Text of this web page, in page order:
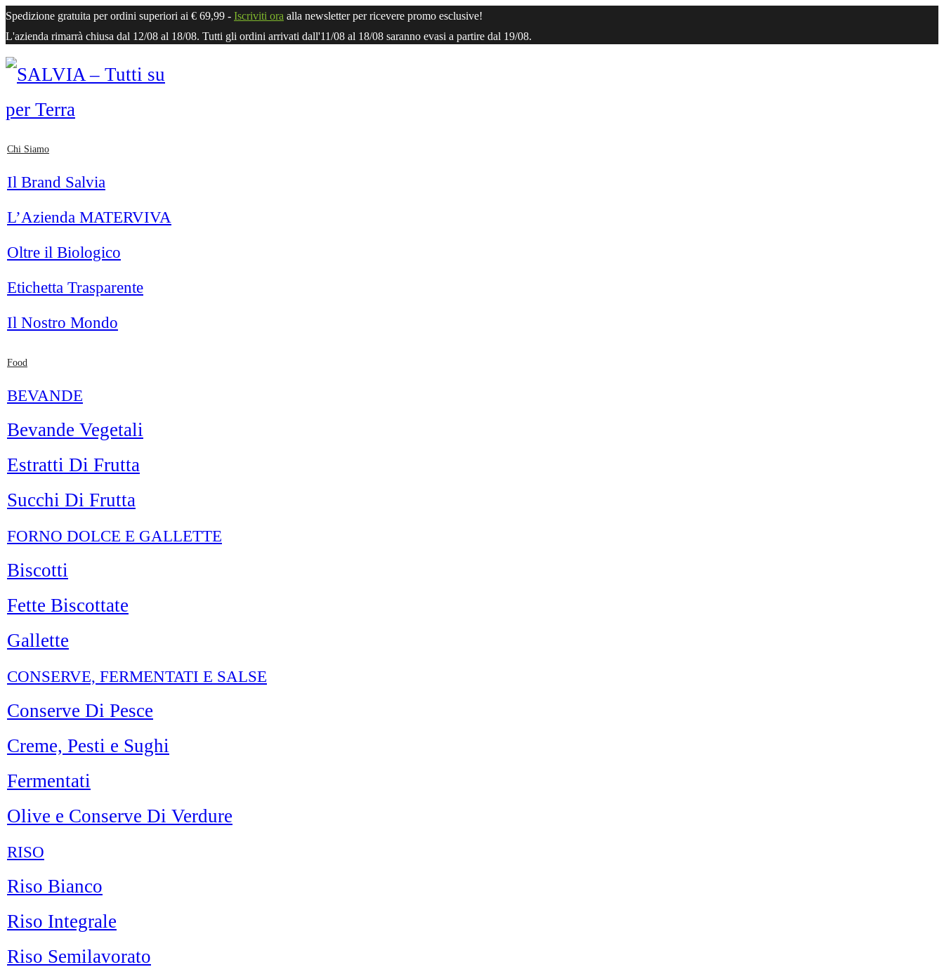
Spedizione gratuita per ordini superiori ai € 69,99 - Iscriviti ora alla newsletter per ricevere promo esclusive!
L'azienda rimarrà chiusa dal 12/08 al 18/08. Tutti gli ordini arrivati dall'11/08 al 18/08 saranno evasi a partire dal 19/08.
Chi Siamo
Il Brand Salvia
L’Azienda MATERVIVA
Oltre il Biologico
Etichetta Trasparente
Il Nostro Mondo
Food
BEVANDE
Bevande Vegetali
Estratti Di Frutta
Succhi Di Frutta
FORNO DOLCE E GALLETTE
Biscotti
Fette Biscottate
Gallette
CONSERVE, FERMENTATI E SALSE
Conserve Di Pesce
Creme, Pesti e Sughi
Fermentati
Olive e Conserve Di Verdure
RISO
Riso Bianco
Riso Integrale
Riso Semilavorato